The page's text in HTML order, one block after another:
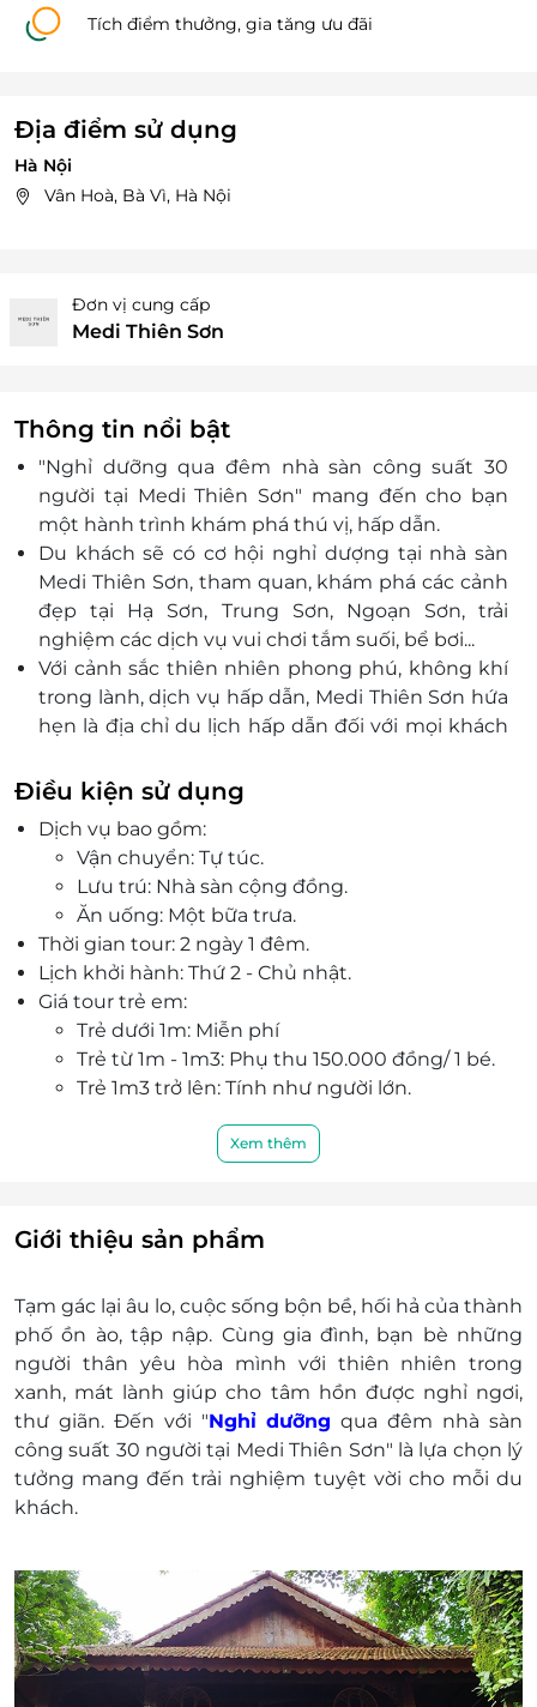
Tích điểm thưởng, gia tăng ưu đãi
Địa điểm sử dụng
Hà Nội
Vân Hoà, Bà Vì, Hà Nội
Đơn vị cung cấp
Medi Thiên Sơn
Thông tin nổi bật
"Nghỉ dưỡng qua đêm nhà sàn công suất 30
người tại Medi Thiên Sơn" mang đến cho bạn
một hành trình khám phá thú vị, hấp dẫn.
Du khách sẽ có cơ hội nghỉ dượng tại nhà sàn
Medi Thiên Sơn, tham quan, khám phá các cảnh
đẹp tại Hạ Sơn, Trung Sơn, Ngoạn Sơn, trải
nghiệm các dịch vụ vui chơi tắm suối, bể bơi...
Với cảnh sắc thiên nhiên phong phú, không khí
trong lành, dịch vụ hấp dẫn, Medi Thiên Sơn hứa
hẹn là địa chỉ du lịch hấp dẫn đối với mọi khách
Điều kiện sử dụng
Dịch vụ bao gồm:
Vận chuyển: Tự túc.
Lưu trú: Nhà sàn cộng đồng.
Ăn uống: Một bữa trưa.
Thời gian tour: 2 ngày 1 đêm.
Lịch khởi hành: Thứ 2 - Chủ nhật.
Giá tour trẻ em:
Trẻ dưới 1m: Miễn phí
Trẻ từ 1m - 1m3: Phụ thu 150.000 đồng/ 1 bé.
Trẻ 1m3 trở lên: Tính như người lớn.
0981 500 919.
Địa chỉ: Vân Hoà, Bà Vì, Hà Nội.
Xem thêm
Giới thiệu sản phẩm
Tạm gác lại âu lo, cuộc sống bộn bề, hối hả của thành
phố ồn ào, tập nập. Cùng gia đình, bạn bè những
người thân yêu hòa mình với thiên nhiên trong
xanh, mát lành giúp cho tâm hồn được nghỉ ngơi,
thư giãn. Đến với "Nghỉ dưỡng qua đêm nhà sàn
công suất 30 người tại Medi Thiên Sơn" là lựa chọn lý
tưởng mang đến trải nghiệm tuyệt vời cho mỗi du
khách.